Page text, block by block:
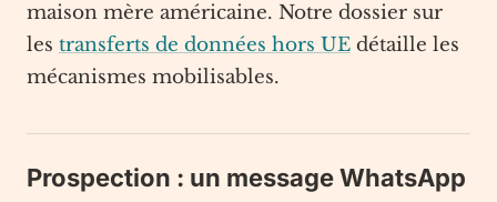
maison mère américaine. Notre dossier sur
les transferts de données hors UE détaille les
mécanismes mobilisables.
Prospection : un message WhatsApp